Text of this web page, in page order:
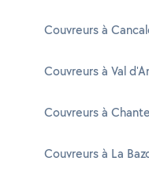
Couvreurs à
Couvreurs à Val
Couvreurs à
Couvreurs à La